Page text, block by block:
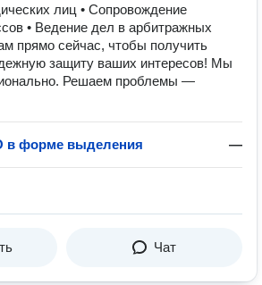
лиц • Сопровождение
• Ведение дел в арбитражных
прямо сейчас, чтобы получить
защиту ваших интересов! Мы
Решаем проблемы —
в форме выделения —
Чат